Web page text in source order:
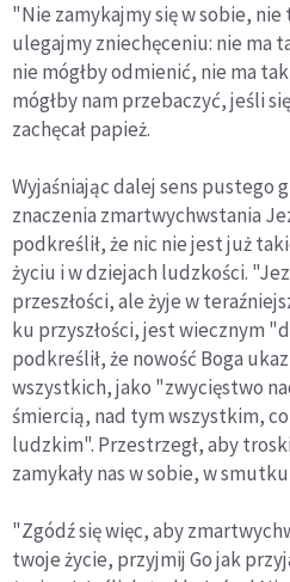
"Nie zamykajmy się w sobie,
ulegajmy zniechęceniu: nie ma
nie mógłby odmienić, nie ma
mógłby nam przebaczyć, jeśli
zachęcał papież.
Wyjaśniając dalej sens pustego
znaczenia zmartwychwstania
podkreślił, że nic nie jest już
życiu i w dziejach ludzkości.
przeszłości, ale żyje w
ku przyszłości, jest wiecznym
podkreślił, że nowość Boga
wszystkich, jako "zwycięstwo
śmiercią, nad tym wszystkim,
ludzkim". Przestrzegł, aby
zamykały nas w sobie, w
"Zgódź się więc, aby
twoje życie, przyjmij Go jak